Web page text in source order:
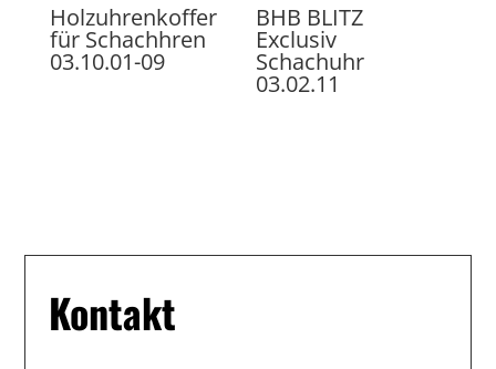
Holzuhrenkoffer
für Schachhren
03.10.01-09
BHB BLITZ
Exclusiv
Schachuhr
03.02.11
Kontakt